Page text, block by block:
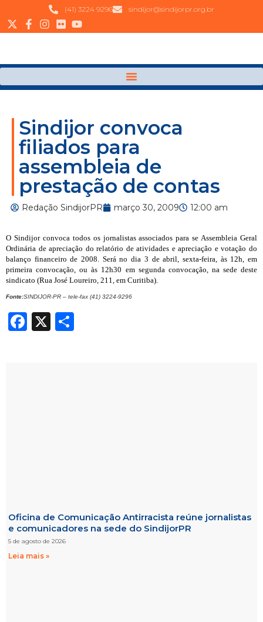
(41) 3224 9296 sindijor@sindijorpr.org.br
Sindijor convoca
filiados para
assembleia de
prestação de contas
Redação SindijorPR março 30, 2009 12:00 am
O Sindijor convoca todos os jornalistas associados para se Assembleia Geral
Ordinária de apreciação do relatório de atividades e apreciação e votação do
balanço financeiro de 2008. Será no dia 3 de abril, sexta-feira, às 12h, em
primeira convocação, ou às 12h30 em segunda convocação, na sede deste
sindicato (Rua José Loureiro, 211, em Curitiba).
Fonte:SINDIJOR-PR – tele-fax (41) 3224-9296
Facebook
X
Oficina de Comunicação Antirracista reúne jornalistas
e comunicadores na sede do SindijorPR
5 de agosto de 2026
Leia mais »